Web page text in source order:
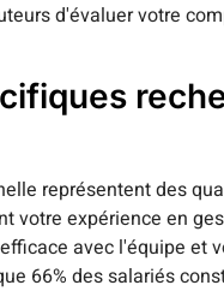
d'évaluer votre
représentent des
votre expérience en
avec l'équipe et
66% des salariés